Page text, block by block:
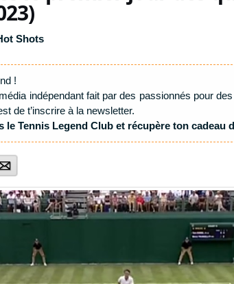
Shots
!
indépendant fait par des passionnés pour
de t’inscrire à la newsletter.
le Tennis Legend Club et récupère ton cadeau